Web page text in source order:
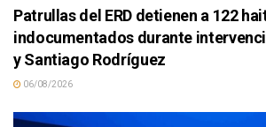
Patrullas del ERD detienen a 122
indocumentados durante
y Santiago Rodríguez
06/08/2026